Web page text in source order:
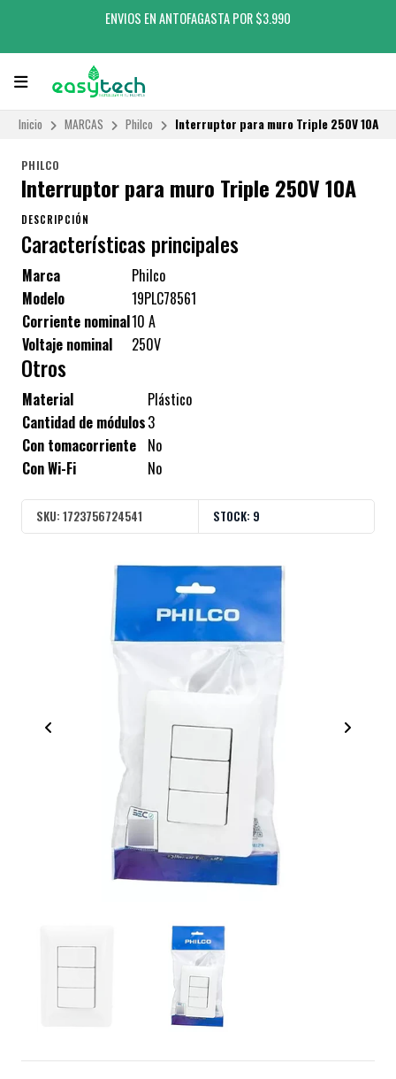
ENVIOS EN ANTOFAGASTA POR $3.990
Inicio MARCAS Philco Interruptor para muro Triple 250V 10A
PHILCO
Interruptor para muro Triple 250V 10A
DESCRIPCIÓN
Características principales
Marca
Philco
Modelo
19PLC78561
Corriente nominal10 A
Voltaje nominal
250V
Otros
Material
Plástico
Cantidad de módulos3
Con tomacorriente No
Con Wi-Fi
No
SKU: 1723756724541 STOCK: 9